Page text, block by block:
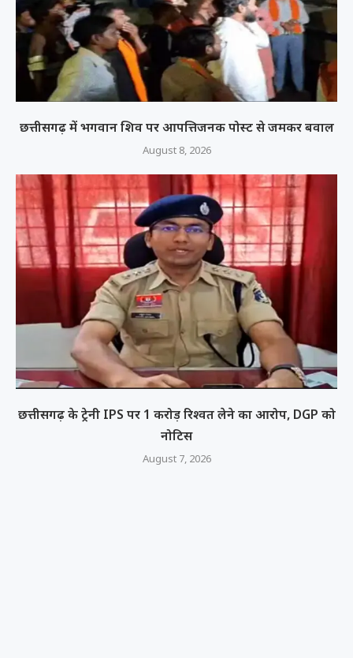
छत्तीसगढ़ में भगवान शिव पर आपत्तिजनक पोस्ट से जमकर बवाल
August 8, 2026
छत्तीसगढ़ के ट्रेनी IPS पर 1 करोड़ रिश्वत लेने का आरोप, DGP को
नोटिस
August 7, 2026